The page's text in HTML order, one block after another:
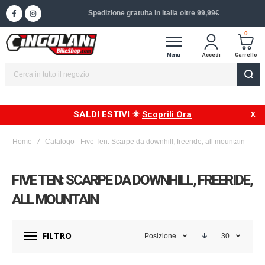
Spedizione gratuita in Italia oltre 99,99€
Menu Accedi
0
Carrello
SALDI ESTIVI ☀ Scoprili Ora
Home Catalogo - Five Ten: Scarpe da downhill, freeride, all mountain
FIVE TEN: SCARPE DA DOWNHILL, FREERIDE,
ALL MOUNTAIN
FILTRO Posizione 30